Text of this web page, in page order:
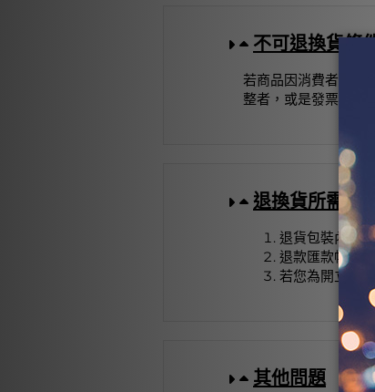
不可退換貨條
若商品因消費者個人
整者，或是發票、配
退換貨所需包
退貨包裝內，
退款匯款帳戶
若您為開立三
其他問題